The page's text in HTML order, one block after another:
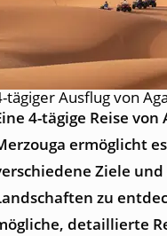
tägiger Ausflug von
4-tägige Reise von
ermöglicht
Ziele
zu
detaillierte